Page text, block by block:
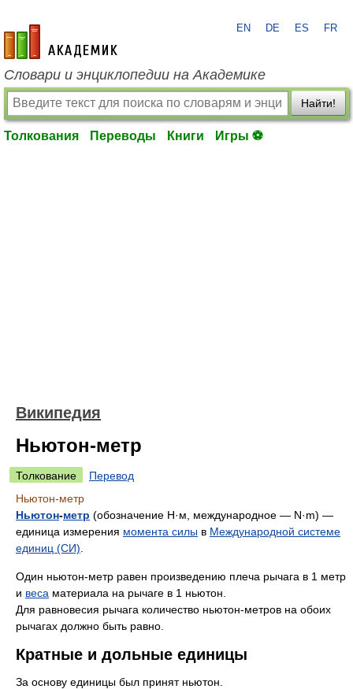
academic.ru
EN DE ES FR
Словари и энциклопедии на Академике
Найти!
Толкования Переводы Книги Игры ⚽
Википедия
Ньютон-метр
Толкование
Перевод
Ньютон-метр
Ньютон-метр (обозначение Н·м, международное — N·m) —
единица измерения момента силы в Международной системе
единиц (СИ)
Один ньютон-метр равен произведению плеча рычага в 1 метр
и веса материала на рычаге в 1 ньютон.
Для равновесия рычага количество ньютон-метров на обоих
рычагах должно быть равно.
Кратные и дольные единицы
За основу единицы был принят ньютон.